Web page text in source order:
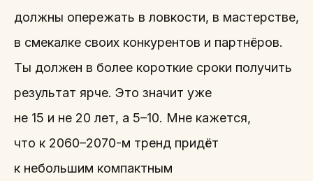
должны опережать в ловкости, в мастерстве,
в смекалке своих конкурентов и партнёров.
Ты должен в более короткие сроки получить
результат ярче. Это значит уже
не 15 и не 20 лет, а 5–10. Мне кажется,
что к 2060–2070-м тренд придёт
к небольшим компактным